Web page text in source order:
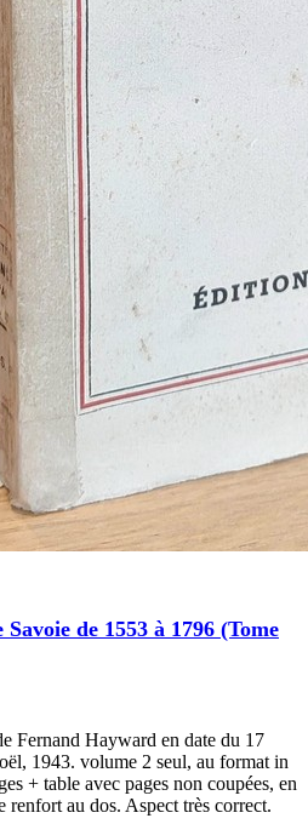
de 1553 à 1796 (Tome
Fernand Hayward en date du 17
1943. volume 2 seul, au format in
+ table avec pages non coupées, en
renfort au dos. Aspect très correct.